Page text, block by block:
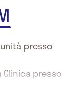
presso
Clinica presso